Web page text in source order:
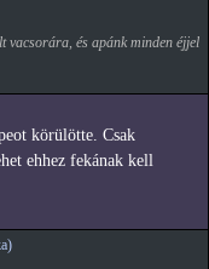
vacsorára, és apánk minden éjjel
körülötte. Csak
ehhez fekának kell